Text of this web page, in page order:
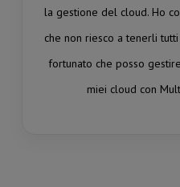
la gestione del cloud. Ho
che non riesco a tenerli
fortunato che posso
miei cloud con